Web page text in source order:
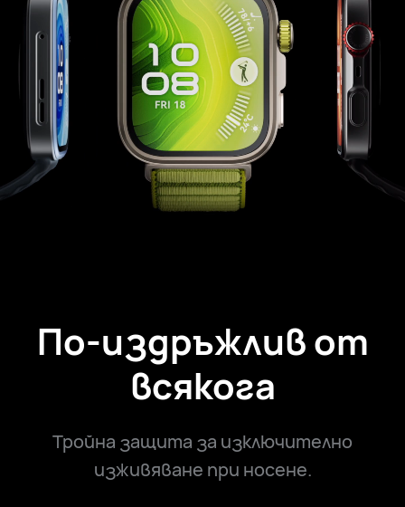
По-издръжлив от
всякога
Тройна защита за изключително
изживяване при носене.